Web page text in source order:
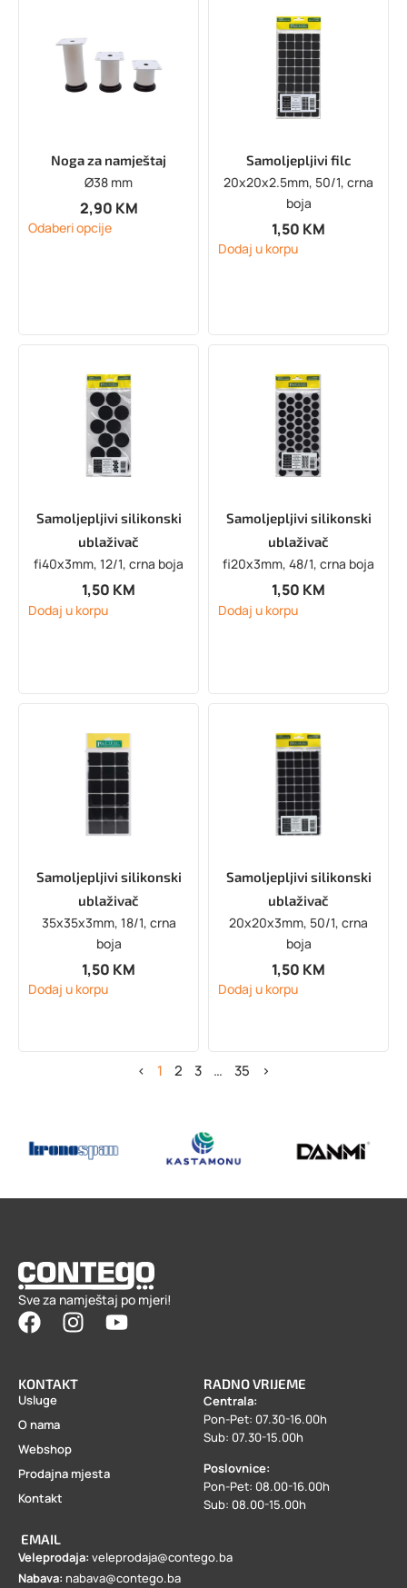
Noga za namještaj
Ø38 mm
2,90 KM
Odaberi opcije
Samoljepljivi filc
20x20x2.5mm, 50/1, crna
boja
1,50 KM
Dodaj u korpu
Samoljepljivi silikonski
ublaživač
fi40x3mm, 12/1, crna boja
1,50 KM
Dodaj u korpu
Samoljepljivi silikonski
ublaživač
fi20x3mm, 48/1, crna boja
1,50 KM
Dodaj u korpu
Samoljepljivi silikonski
ublaživač
35x35x3mm, 18/1, crna
boja
1,50 KM
Dodaj u korpu
Samoljepljivi silikonski
ublaživač
20x20x3mm, 50/1, crna
boja
1,50 KM
Dodaj u korpu
< 1 2 3 … 35 >
Sve za namještaj po mjeri!
KONTAKT
Usluge
O nama
Webshop
Prodajna mjesta
Kontakt
EMAIL
Veleprodaja: veleprodaja@contego.ba
Nabava: nabava@contego.ba
RADNO VRIJEME
Centrala:
Pon-Pet: 07.30-16.00h
Sub: 07.30-15.00h
Poslovnice:
Pon-Pet: 08.00-16.00h
Sub: 08.00-15.00h